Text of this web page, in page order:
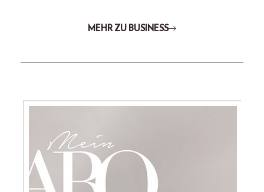
MEHR ZU BUSINESS